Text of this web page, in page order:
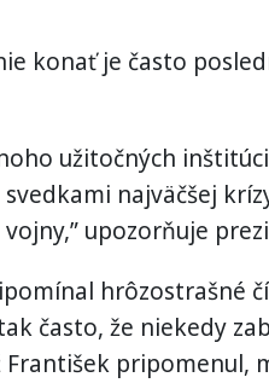
konať je často
užitočných
svedkami najväčšej
upozorňuje
hrôzostrašné
často, že niekedy
František pripomenul,